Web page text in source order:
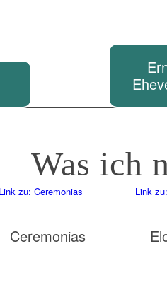
Was ich
Link zu: Ceremonias
Ceremonias
Link